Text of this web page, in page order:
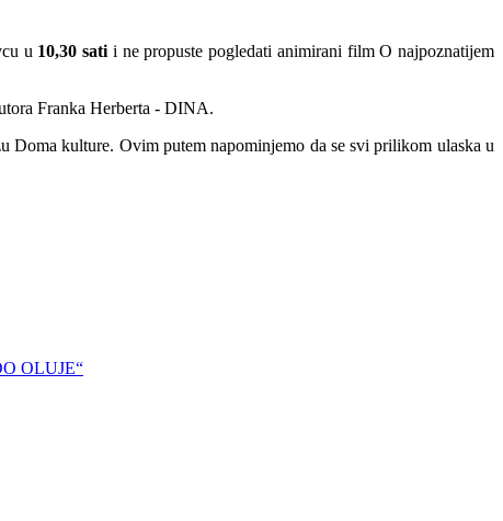
u 10,30 sati i ne propuste pogledati animirani film O najpoznatijem
Franka Herberta - DINA.
Doma kulture. Ovim putem napominjemo da se svi prilikom ulaska u
OLUJE“